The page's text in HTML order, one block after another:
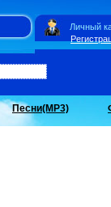
Личный
Песни(MP3)